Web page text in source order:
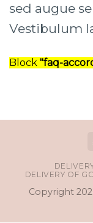
sed augue
Vestibulum
Block "faq-
DELIVERY OF
Copyright